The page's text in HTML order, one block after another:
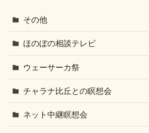
その他
ほのぼの相談テレビ
ウェーサーカ祭
チャラナ比丘との瞑想会
ネット中継瞑想会